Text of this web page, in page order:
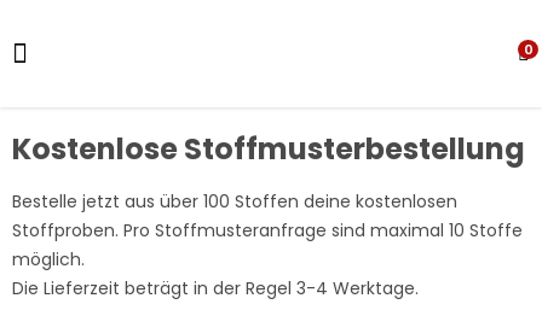
0
Kostenlose Stoffmusterbestellung
Bestelle jetzt aus über 100 Stoffen deine kostenlosen
Stoffproben. Pro Stoffmusteranfrage sind maximal 10 Stoffe
möglich.
Die Lieferzeit beträgt in der Regel 3-4 Werktage.